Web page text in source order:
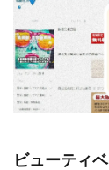
ビューティ